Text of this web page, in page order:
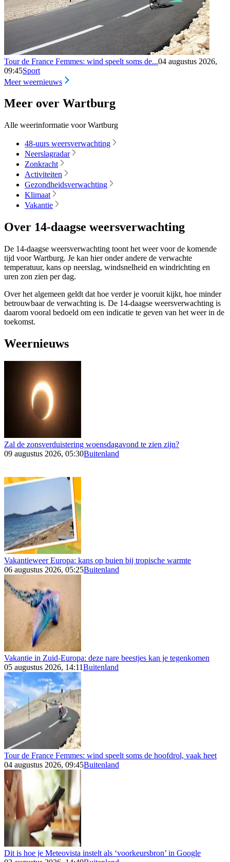
Tour de France Femmes: wind speelt soms de...04 augustus 2026,
09:45Sport
Meer weernieuws
Meer over Wartburg
Alle weerinformatie voor Wartburg
48-uurs weersverwachting
Neerslagradar
Zonkracht
Activiteiten
Gezondheidsverwachting
Klimaat
Vakantie
Over 14-daagse weersverwachting
De 14-daagse weersverwachting toont het weer voor de komende
tijd voor Wartburg. Je kan hier onder andere de verwachte
temperatuur, kans op neerslag, windsnelheid en windrichting en
uren zon zien per dag.
Over het algemeen geldt dat hoe verder je vooruit kijkt, hoe minder
betrouwbaar de verwachting is. De 14-daagse weersverwachting is
daarom vooral bedoeld om een indicatie te geven van het weer in de
toekomst.
Weernieuws
Zal de zonsverduistering woensdagavond te zien zijn?
09 augustus 2026, 05:30Buitenland
Vakantieweer Europa: kans op buien bij tropische warmte
06 augustus 2026, 05:25Buitenland
Vakantie in Zuid-Europa: deze nare beestjes kan je tegenkomen
05 augustus 2026, 14:11Buitenland
Tour de France Femmes: wind speelt soms de hoofdrol, vaak heet
04 augustus 2026, 09:45Buitenland
Dit is hoe je Meteovista instelt als ‘voorkeursbron’ in Google